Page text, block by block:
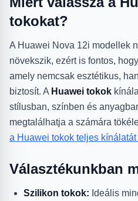
tokokat?
A Huawei Nova 12i modellek
növekszik, ezért is fontos,
amely nemcsak esztétikus,
biztosít. A Huawei tokok
stílusban, színben és
megtalálhatja a számára
a Huawei tokok teljes kínálatát
Választékunkban
Szilikon tokok: Ideális